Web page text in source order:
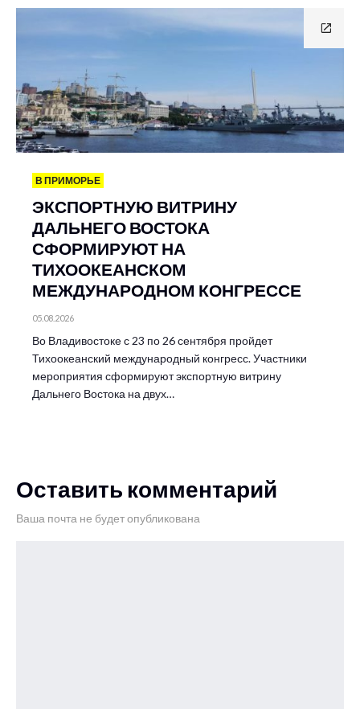
В ПРИМОРЬЕ
ЭКСПОРТНУЮ ВИТРИНУ
ДАЛЬНЕГО ВОСТОКА
СФОРМИРУЮТ НА
ТИХООКЕАНСКОМ
МЕЖДУНАРОДНОМ КОНГРЕССЕ
05.08.2026
Во Владивостоке с 23 по 26 сентября пройдет
Тихоокеанский международный конгресс. Участники
мероприятия сформируют экспортную витрину
Дальнего Востока на двух…
Оставить комментарий
Ваша почта не будет опубликована